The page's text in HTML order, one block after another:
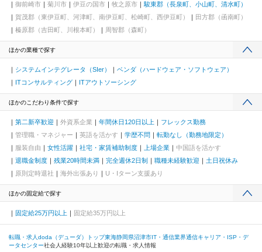
御前崎市
菊川市 伊豆の国市 牧之原市
駿東郡（長泉町、小山町、清水町）
賀茂郡（東伊豆町、河津町、南伊豆町、松崎町、西伊豆町）
田方郡（函南町）
榛原郡（吉田町、川根本町）
周智郡（森町）
ほかの業種で探す
システムインテグレータ（SIer）
ベンダ（ハードウェア・ソフトウェア）
ITコンサルティング
ITアウトソーシング
ほかのこだわり条件で探す
第二新卒歓迎 外資系企業 年間休日120日以上
フレックス勤務
管理職・マネジャー
英語を活かす 学歴不問
転勤なし（勤務地限定）
服装自由
女性活躍 社宅・家賃補助制度 上場企業
中国語を活かす
退職金制度
残業20時間未満 完全週休2日制 職種未経験歓迎
土日祝休み
原則定時退社
海外出張あり U・Iターン支援あり
ほかの固定給で探す
固定給25万円以上 固定給35万円以上
転職・求人doda（デューダ）トップ東海静岡県沼津市IT・通信業界通信キャリア・ISP・デ
ータセンター社会人経験10年以上歓迎の転職・求人情報